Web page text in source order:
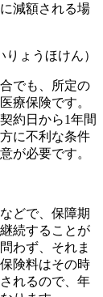
減額される場
ょうほけん）
でも、所定の
療保険です。
約日から1年間
に不利な条件
が必要です。
どで、保障期
続することが
わず、それま
険料はその時
れるので、年